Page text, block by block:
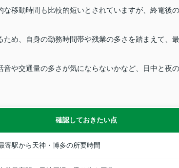
移動時間も比較的短いとされていますが、終電後の
め、自身の勤務時間帯や残業の多さを踏まえて、最
や交通量の多さが気にならないかなど、日中と夜の
確認しておきたい点
寄駅から天神・博多の所要時間